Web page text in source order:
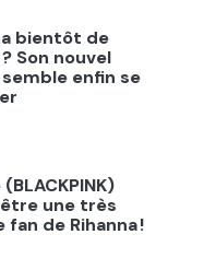
bientôt de
Son nouvel
enfin se
une très
fan de Rihanna !